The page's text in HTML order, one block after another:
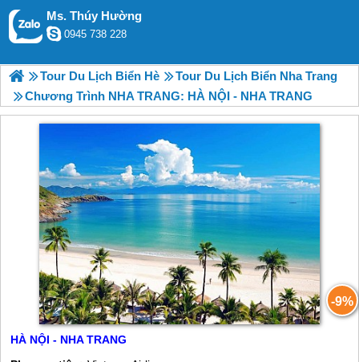
Ms. Thúy Hường
0945 738 228
Tour Du Lịch Biển Hè
Tour Du Lịch Biển Nha Trang
Chương Trình NHA TRANG: HÀ NỘI - NHA TRANG
-9%
HÀ NỘI - NHA TRANG